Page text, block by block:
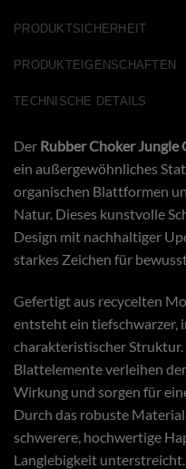
PRODUKTSICHERHEIT
PRODUKTEIGENSCHAFTEN
TECHNISCHE DETAILS
Der Rubber Choker Jungle
ein außergewöhnliches
organischen Blattformen
Natur. Dieses kunstvolle
Design mit nachhaltiger
starkes Zeichen für
Gefertigt aus recycelten
entsteht ein tiefschwarzer,
charakteristischer
Blattelemente verleihen
Wirkung und sorgen für
Durch das robuste
schwerere, hochwertige
Langlebigkeit unterstreicht.